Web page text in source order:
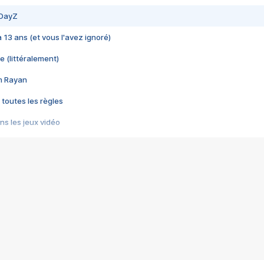
13 ans (et vous l'avez ignoré)
(littéralement)
Rayan
toutes les règles
les jeux vidéo